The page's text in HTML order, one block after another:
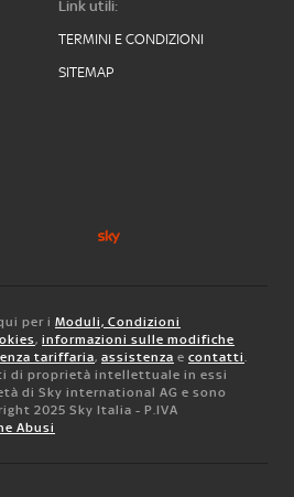
Link utili:
TERMINI E CONDIZIONI
SITEMAP
per i Moduli, Condizioni
, informazioni sulle modifiche
tariffaria, assistenza e contatti.
di proprietà intellettuale in essi
di Sky international AG e sono
2025 Sky Italia - P.IVA
Abusi